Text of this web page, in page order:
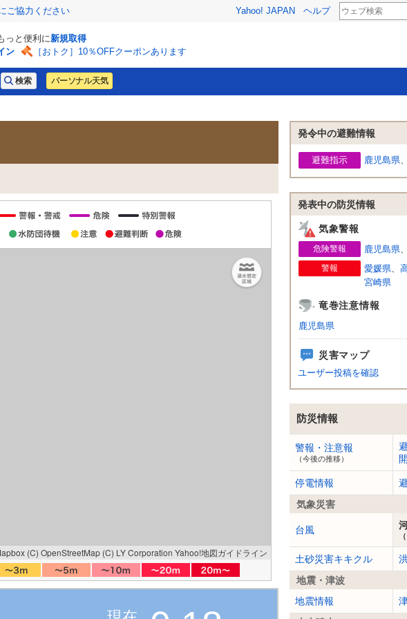
ご協力ください Yahoo! JAPAN ヘルプ
っと便利に新規取得
ン
［おトク］10％OFFクーポンあります
パーソナル天気
(C) OpenStreetMap (C) LY Corporation Yahoo!地図ガイドライン
発令中の避難情報
避難指示 鹿児島県、
発表中の防災情報
気象警報
危険警報 鹿児島県、
警報 愛媛県、
宮崎県
竜巻注意情報
鹿児島県
災害マップ
ユーザー投稿を確認
防災情報
警報・注意報
（今後の推移）
停電情報
気象災害
台風
土砂災害キキクル
地震・津波
地震情報